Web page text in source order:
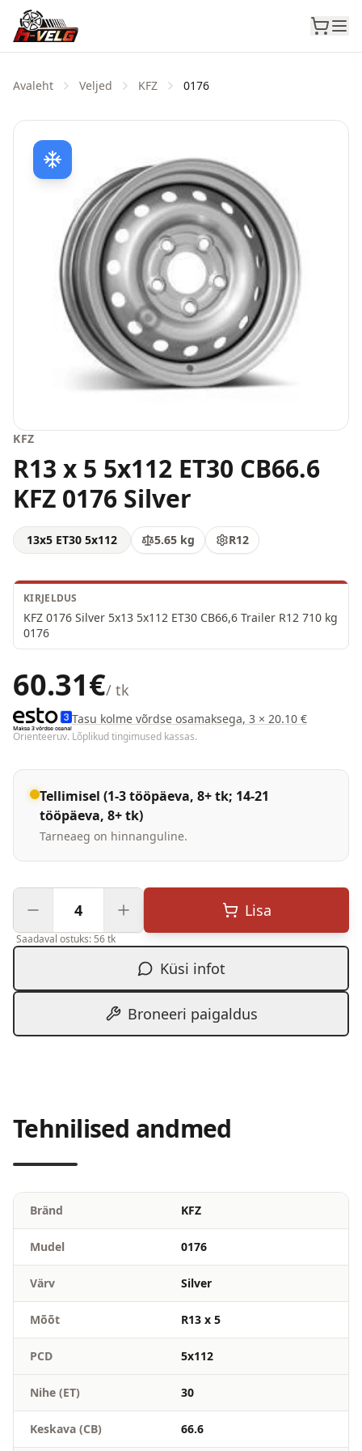
Avaleht Veljed KFZ 0176
KFZ
R13 x 5 5x112 ET30 CB66.6
KFZ 0176 Silver
13x5 ET30 5x112 5.65 kg R12
KIRJELDUS
KFZ 0176 Silver 5x13 5x112 ET30 CB66,6 Trailer R12 710 kg
0176
60.31€/ tk
Tasu kolme võrdse osamaksega, 3 × 20.10 €
Orienteeruv. Lõplikud tingimused kassas.
Tellimisel (1-3 tööpäeva, 8+ tk; 14-21
tööpäeva, 8+ tk)
Tarneaeg on hinnanguline.
Saadaval ostuks: 56 tk
Lisa
Küsi infot
Broneeri paigaldus
Tehnilised andmed
Bränd KFZ
Mudel 0176
Värv Silver
Mõõt R13 x 5
PCD 5x112
Nihe (ET) 30
Keskava (CB) 66.6